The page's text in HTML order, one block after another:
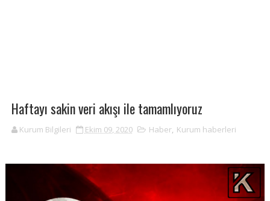
Haftayı sakin veri akışı ile tamamlıyoruz
Kurum Bilgileri Ekim 09, 2020 Haber, Kurum haberleri